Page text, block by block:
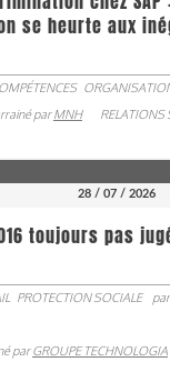
se heurte aux
parMNH RELATIONS
28 / 07 / 2026
toujours pas
PROTECTION SOCIALE
parGROUPE TECHNOLOGIA